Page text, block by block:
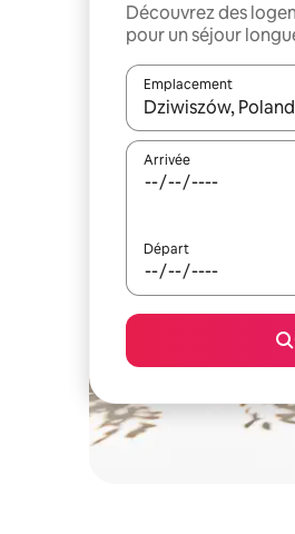
Découvrez des
pour un séjour
Emplacement
Quand les résultats
Arrivée
Départ